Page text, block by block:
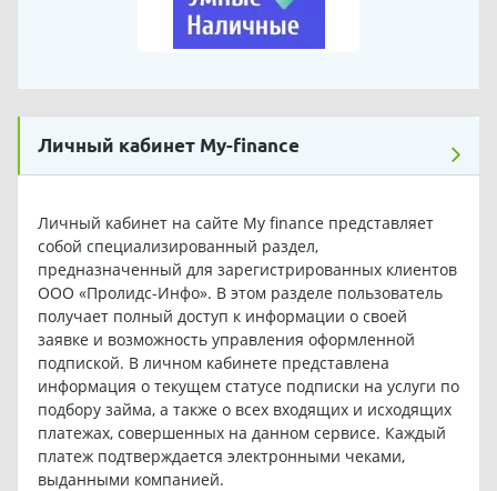
Личный кабинет My-finance
Личный кабинет на сайте My finance представляет
собой специализированный раздел,
предназначенный для зарегистрированных клиентов
ООО «Пролидс-Инфо». В этом разделе пользователь
получает полный доступ к информации о своей
заявке и возможность управления оформленной
подпиской. В личном кабинете представлена
информация о текущем статусе подписки на услуги по
подбору займа, а также о всех входящих и исходящих
платежах, совершенных на данном сервисе. Каждый
платеж подтверждается электронными чеками,
выданными компанией.